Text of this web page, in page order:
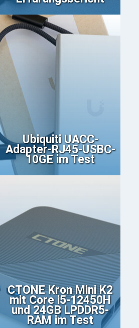
Ubiquiti UACC-
Adapter-RJ45-USBC-
10GE im Test
CTONE Kron Mini K2
mit Core i5-12450H
und 24GB LPDDR5-
RAM im Test